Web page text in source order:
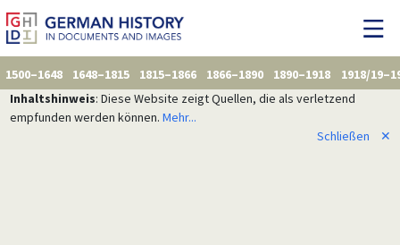
1500–1648 1648–1815 1815–1866 1866–1890 1890–1918
1918/
Inhaltshinweis: Diese Website zeigt Quellen, die als verletzend
empfunden werden können. Mehr...
Schließen
✕